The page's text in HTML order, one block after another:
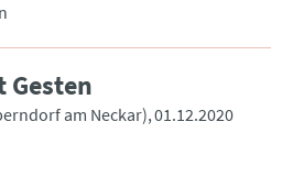
am Neckar) 01.12.2020